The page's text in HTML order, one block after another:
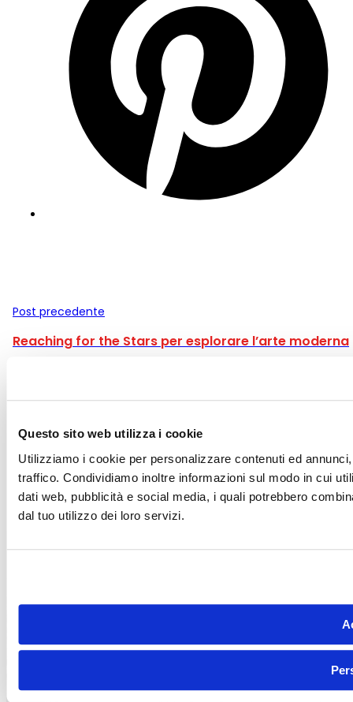
Questo sito web utilizza i cookie
Utilizziamo i cookie per personalizzare contenuti ed
traffico. Condividiamo inoltre informazioni sul modo in cui
dati web, pubblicità e social media, i quali potrebbero
dal tuo utilizzo dei loro servizi.
Post precedente
Reaching for the Stars per esplorare l’arte moderna
Shepard Fairey e la street art militante a Genova
Articoli correlati